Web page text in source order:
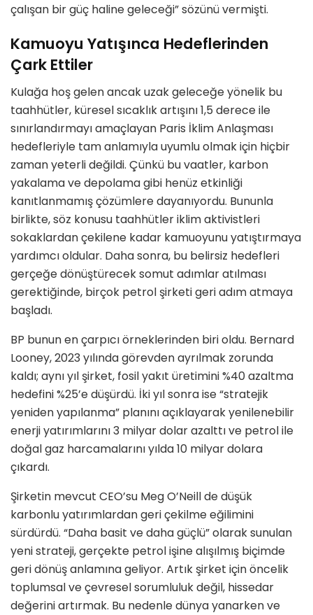
çalışan bir güç haline geleceği” sözünü vermişti.
Kamuoyu Yatışınca Hedeflerinden
Çark Ettiler
Kulağa hoş gelen ancak uzak geleceğe yönelik bu
taahhütler, küresel sıcaklık artışını 1,5 derece ile
sınırlandırmayı amaçlayan Paris İklim Anlaşması
hedefleriyle tam anlamıyla uyumlu olmak için hiçbir
zaman yeterli değildi. Çünkü bu vaatler, karbon
yakalama ve depolama gibi henüz etkinliği
kanıtlanmamış çözümlere dayanıyordu. Bununla
birlikte, söz konusu taahhütler iklim aktivistleri
sokaklardan çekilene kadar kamuoyunu yatıştırmaya
yardımcı oldular. Daha sonra, bu belirsiz hedefleri
gerçeğe dönüştürecek somut adımlar atılması
gerektiğinde, birçok petrol şirketi geri adım atmaya
başladı.
BP bunun en çarpıcı örneklerinden biri oldu. Bernard
Looney, 2023 yılında görevden ayrılmak zorunda
kaldı; aynı yıl şirket, fosil yakıt üretimini %40 azaltma
hedefini %25’e düşürdü. İki yıl sonra ise “stratejik
yeniden yapılanma” planını açıklayarak yenilenebilir
enerji yatırımlarını 3 milyar dolar azalttı ve petrol ile
doğal gaz harcamalarını yılda 10 milyar dolara
çıkardı.
Şirketin mevcut CEO’su Meg O’Neill de düşük
karbonlu yatırımlardan geri çekilme eğilimini
sürdürdü. “Daha basit ve daha güçlü” olarak sunulan
yeni strateji, gerçekte petrol işine alışılmış biçimde
geri dönüş anlamına geliyor. Artık şirket için öncelik
toplumsal ve çevresel sorumluluk değil, hissedar
değerini artırmak. Bu nedenle dünya yanarken ve